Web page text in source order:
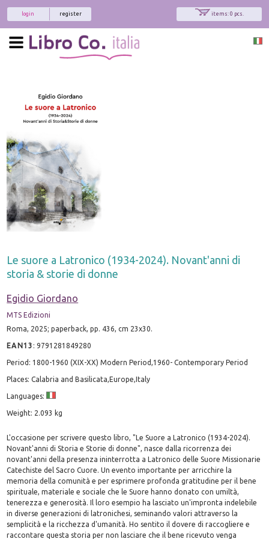
items: 0 pcs.
register
login
Le suore a Latronico (1934-2024). Novant'anni di
storia & storie di donne
Egidio Giordano
MTS Edizioni
Roma, 2025; paperback, pp. 436, cm 23x30.
EAN13 :9791281849280
Period: 1800-1960 (XIX-XX) Modern Period,1960- Contemporary Period
Places: Calabria and Basilicata,Europe,Italy
Languages:
Weight: 2.093 kg
L'occasione per scrivere questo libro, "Le Suore a Latronico (1934-2024).
Novant'anni di Storia e Storie di donne", nasce dalla ricorrenza dei
novant'anni della presenza ininterrotta a Latronico delle Suore Missionarie
Catechiste del Sacro Cuore. Un evento importante per arricchire la
memoria della comunità e per esprimere profonda gratitudine per il bene
spirituale, materiale e sociale che le Suore hanno donato con umiltà,
tenerezza e generosità. Il loro esempio ha lasciato un'impronta indelebile
in diverse generazioni di latronichesi, seminando valori attraverso la
semplicità e la ricchezza d'umanità. Ho sentito il dovere di raccogliere e
raccontare questa storia per non lasciare che il bene ricevuto venga